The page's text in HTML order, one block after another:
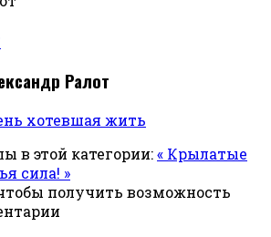
Ралот
хотевшая жить
в этой категории:« Крылатые
сила! »
получить возможность